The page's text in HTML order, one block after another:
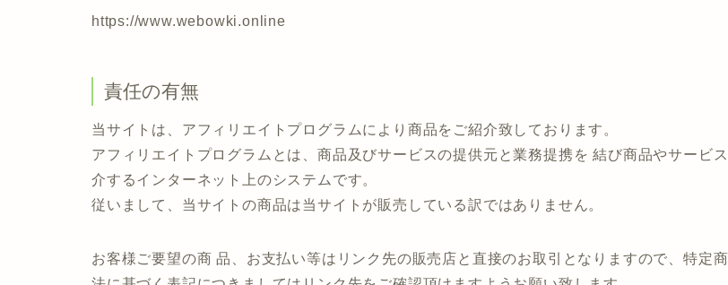
https://www.webowki.online
責任の有無
当サイトは、アフィリエイトプログラムにより商品をご紹介致しております。
アフィリエイトプログラムとは、商品及びサービスの提供元と業務提携を 結び商品やサービ
介するインターネット上のシステムです。
従いまして、当サイトの商品は当サイトが販売している訳ではありません。
お客様ご要望の商 品、お支払い等はリンク先の販売店と直接のお取引となりますので、特定商